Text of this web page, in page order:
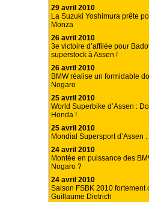
29 avril 2010
La Suzuki Yoshimura prête
Monza
26 avril 2010
3e victoire d’affilée pour
superstock à Assen !
26 avril 2010
BMW réalise un formidable
Nogaro
25 avril 2010
World Superbike d’Assen :
Honda !
25 avril 2010
Mondial Supersport d’Assen
24 avril 2010
Montée en puissance des
Nogaro ?
24 avril 2010
Saison FSBK 2010 fortement
Guillaume Dietrich